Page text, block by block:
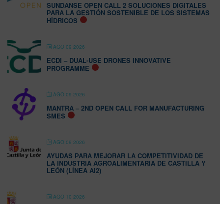
SUNDANSE OPEN CALL 2 SOLUCIONES DIGITALES
PARA LA GESTIÓN SOSTENIBLE DE LOS SISTEMAS
HÍDRICOS
AGO 09 2026
ECDI – DUAL-USE DRONES INNOVATIVE
PROGRAMME
AGO 09 2026
MANTRA – 2ND OPEN CALL FOR MANUFACTURING
SMES
AGO 09 2026
AYUDAS PARA MEJORAR LA COMPETITIVIDAD DE
LA INDUSTRIA AGROALIMENTARIA DE CASTILLA Y
LEÓN (LÍNEA AI2)
AGO 10 2026